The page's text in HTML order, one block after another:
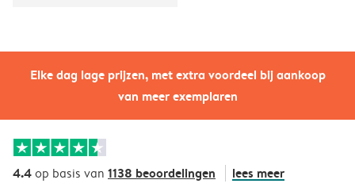
Elke dag lage prijzen, met extra voordeel bij aankoop
van meer exemplaren
4.4op basis van 1138 beoordelingen lees meer